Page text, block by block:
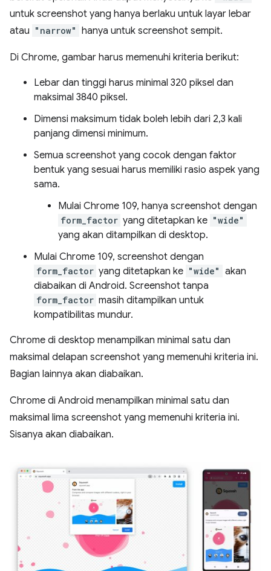
untuk screenshot yang hanya berlaku untuk layar lebar
atau "narrow" hanya untuk screenshot sempit.
Di Chrome, gambar harus memenuhi kriteria berikut:
Lebar dan tinggi harus minimal 320 piksel dan
maksimal 3840 piksel.
Dimensi maksimum tidak boleh lebih dari 2,3 kali
panjang dimensi minimum.
Semua screenshot yang cocok dengan faktor
bentuk yang sesuai harus memiliki rasio aspek yang
sama.
Mulai Chrome 109, hanya screenshot dengan
form_factor yang ditetapkan ke "wide"
yang akan ditampilkan di desktop.
Mulai Chrome 109, screenshot dengan
form_factor yang ditetapkan ke "wide" akan
diabaikan di Android. Screenshot tanpa
form_factor masih ditampilkan untuk
kompatibilitas mundur.
Chrome di desktop menampilkan minimal satu dan
maksimal delapan screenshot yang memenuhi kriteria ini.
Bagian lainnya akan diabaikan.
Chrome di Android menampilkan minimal satu dan
maksimal lima screenshot yang memenuhi kriteria ini.
Sisanya akan diabaikan.